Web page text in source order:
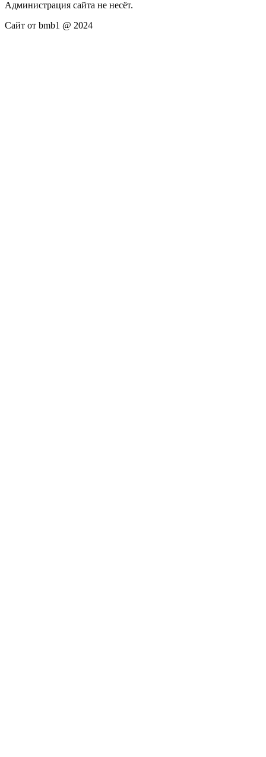
Администрация сайта не несёт.
Сайт от bmb1 @ 2024